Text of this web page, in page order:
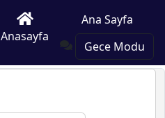
Anasayfa
Ana Sayfa
Gece Modu